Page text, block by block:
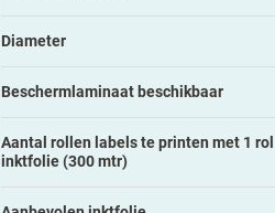
Diameter
Beschermlaminaat beschikbaar
Aantal rollen labels te printen met 1 rol
inktfolie (300 mtr)